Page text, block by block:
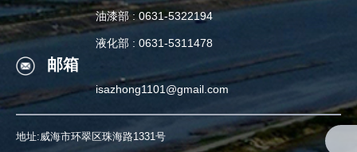
咨询电话
化工部 : 0631-5328871
油漆部 : 0631-5322194
液化部 : 0631-5311478
油漆部 : 0631-5322194
液化部 : 0631-5311478
邮箱
isazhong1101@gmail.com
地址:威海市环翠区珠海路1331号